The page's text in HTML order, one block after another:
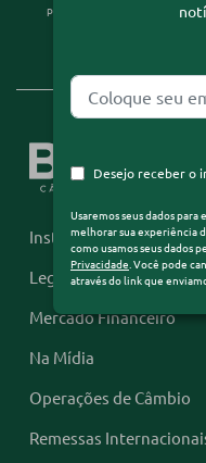
Institucional
Legislação
Mercado Financeiro
Na Mídia
Operações de Câmbio
Remessas
pessoais, acesse nossa
Política
Desejo receber o
Usaremos seus dados
melhorar sua experiência
como usamos seus dados
Privacidade. Você pode
através do link que